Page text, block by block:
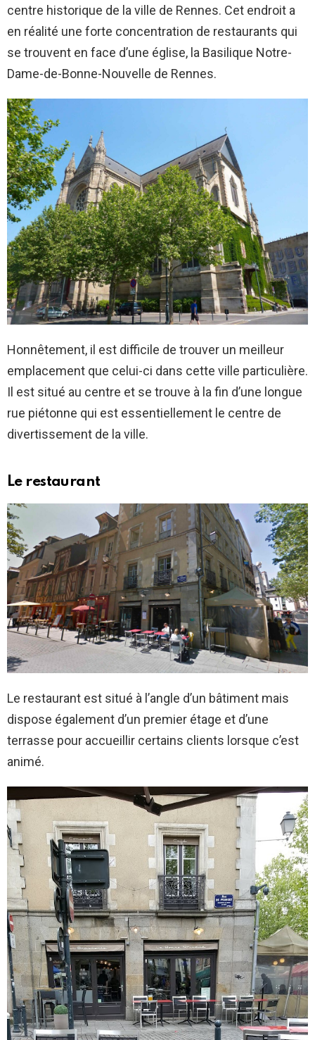
centre historique de la ville de Rennes. Cet endroit a
en réalité une forte concentration de restaurants qui
se trouvent en face d’une église, la Basilique Notre-
Dame-de-Bonne-Nouvelle de Rennes.
Honnêtement, il est difficile de trouver un meilleur
emplacement que celui-ci dans cette ville particulière.
Il est situé au centre et se trouve à la fin d’une longue
rue piétonne qui est essentiellement le centre de
divertissement de la ville.
Le restaurant
Le restaurant est situé à l’angle d’un bâtiment mais
dispose également d’un premier étage et d’une
terrasse pour accueillir certains clients lorsque c’est
animé.